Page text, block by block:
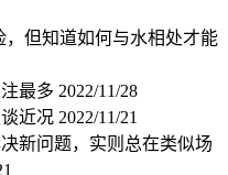
，但知道如何与水相处才能
最多 2022/11/28
近况 2022/11/21
新问题，实则总在类似场